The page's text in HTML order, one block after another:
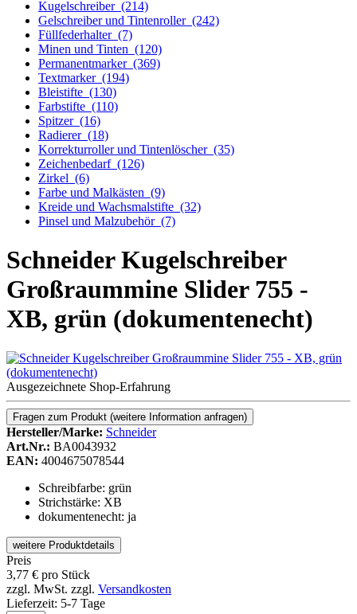
Kugelschreiber (214)
Gelschreiber und Tintenroller (242)
Füllfederhalter (7)
Minen und Tinten (120)
Permanentmarker (369)
Textmarker (194)
Bleistifte (130)
Farbstifte (110)
Spitzer (16)
Radierer (18)
Korrekturroller und Tintenlöscher (35)
Zeichenbedarf (126)
Zirkel (6)
Farbe und Malkästen (9)
Kreide und Wachsmalstifte (32)
Pinsel und Malzubehör (7)
Schneider Kugelschreiber
Großraummine Slider 755 -
XB, grün (dokumentenecht)
Ausgezeichnete Shop-Erfahrung
Fragen zum Produkt (weitere Information anfragen)
Hersteller/Marke: Schneider
Art.Nr.: BA0043932
EAN: 4004675078544
Schreibfarbe: grün
Strichstärke: XB
dokumentenecht: ja
weitere Produktdetails
Preis
3,77 € pro Stück
zzgl. MwSt. zzgl. Versandkosten
Lieferzeit: 5-7 Tage